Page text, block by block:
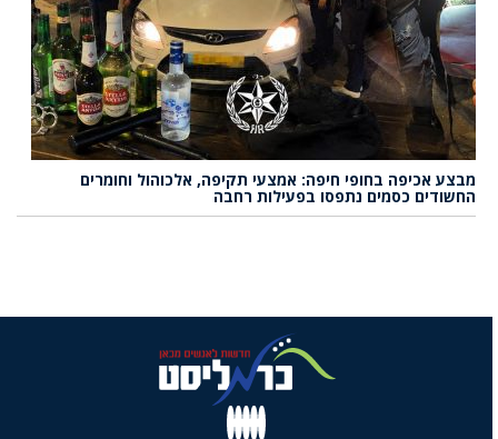
מבצע אכיפה בחופי חיפה: אמצעי תקיפה, אלכוהול וחומרים
החשודים כסמים נתפסו בפעילות רחבה